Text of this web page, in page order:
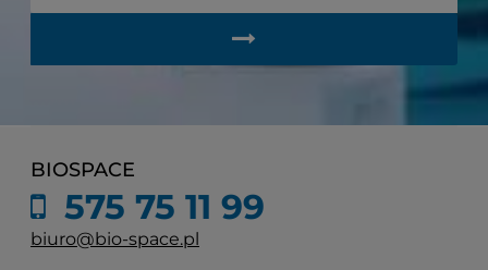
BIOSPACE
575 75 11 99
biuro@bio-space.pl